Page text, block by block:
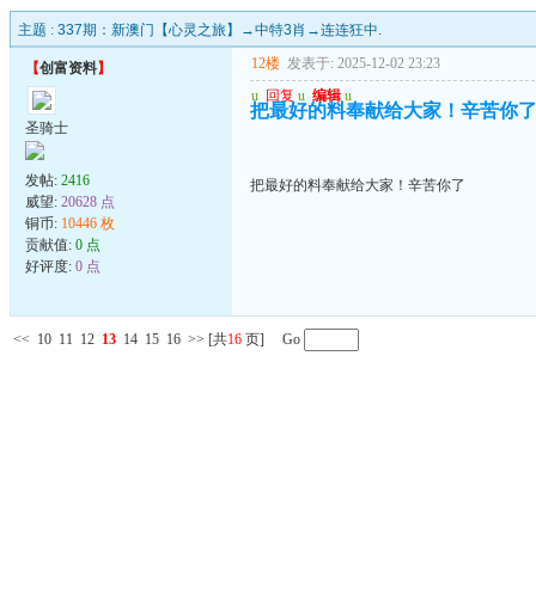
主题 : 337期：新澳门【心灵之旅】→中特3肖→连连狂中.
【创富资料】
圣骑士
发帖: 2416
威望: 20628 点
铜币: 10446 枚
贡献值: 0 点
好评度: 0 点
12楼 发表于: 2025-12-02 23:23
u 回复 u 编辑 u
把最好的料奉献给大家！辛苦你了
把最好的料奉献给大家！辛苦你了
<< 10 11 12 13 14 15 16 >> [共16 页] Go